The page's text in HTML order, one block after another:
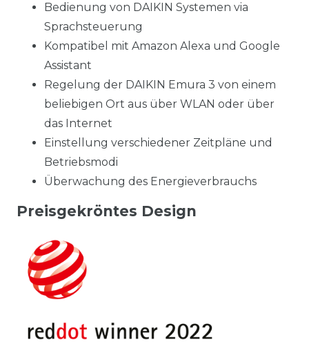
Bedienung von DAIKIN Systemen via
Sprachsteuerung
Kompatibel mit Amazon Alexa und Google
Assistant
Regelung der DAIKIN Emura 3 von einem
beliebigen Ort aus über WLAN oder über
das Internet
Einstellung verschiedener Zeitpläne und
Betriebsmodi
Überwachung des Energieverbrauchs
Preisgekröntes Design